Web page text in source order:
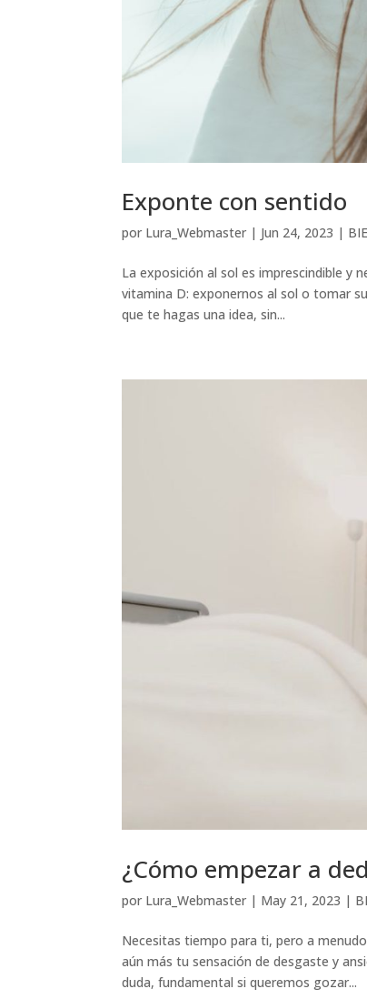
Exponte con sentido
por Lura_Webmaster | Jun 24, 2023 |
La exposición al sol es imprescindible y
vitamina D: exponernos al sol o tomar
que te hagas una idea, sin...
¿Cómo empezar a
por Lura_Webmaster | May 21, 2023 |
Necesitas tiempo para ti, pero a
aún más tu sensación de desgaste y
duda, fundamental si queremos gozar...